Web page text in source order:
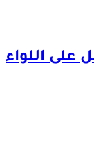
على اللواء